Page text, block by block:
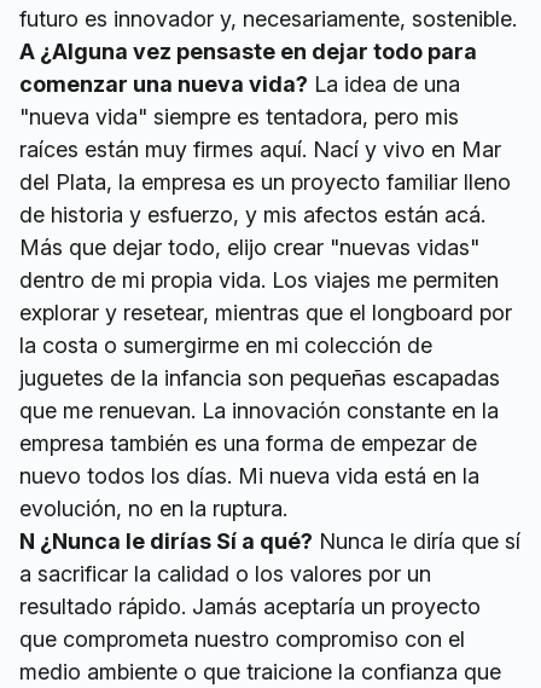
futuro es innovador y, necesariamente, sostenible.
A ¿Alguna vez pensaste en dejar todo para
comenzar una nueva vida? La idea de una
"nueva vida" siempre es tentadora, pero mis
raíces están muy firmes aquí. Nací y vivo en Mar
del Plata, la empresa es un proyecto familiar lleno
de historia y esfuerzo, y mis afectos están acá.
Más que dejar todo, elijo crear "nuevas vidas"
dentro de mi propia vida. Los viajes me permiten
explorar y resetear, mientras que el longboard por
la costa o sumergirme en mi colección de
juguetes de la infancia son pequeñas escapadas
que me renuevan. La innovación constante en la
empresa también es una forma de empezar de
nuevo todos los días. Mi nueva vida está en la
evolución, no en la ruptura.
N ¿Nunca le dirías Sí a qué? Nunca le diría que sí
a sacrificar la calidad o los valores por un
resultado rápido. Jamás aceptaría un proyecto
que comprometa nuestro compromiso con el
medio ambiente o que traicione la confianza que